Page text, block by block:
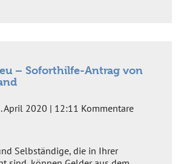
– Soforthilfe-Antrag von
April 2020 | 12:11 Kommentare
Selbständige, die in Ihrer